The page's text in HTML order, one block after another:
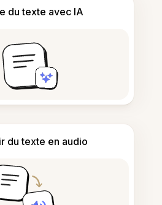
du texte avec IA
du texte en audio